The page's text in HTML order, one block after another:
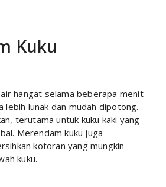
Kuku
hangat selama beberapa menit
lebih lunak dan mudah dipotong.
terutama untuk kuku kaki yang
Merendam kuku juga
kotoran yang mungkin
kuku.